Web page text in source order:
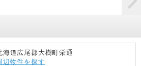
海道広尾郡大樹町栄通
辺物件を探す